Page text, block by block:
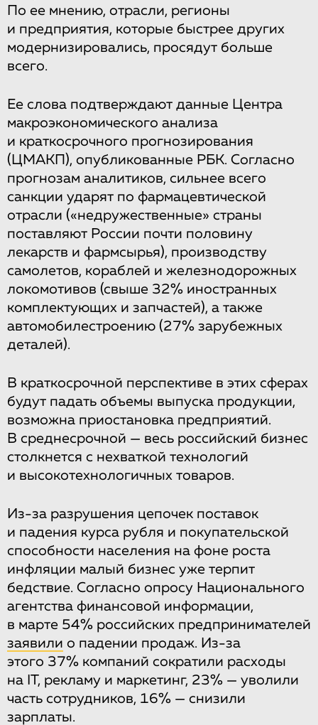
По ее мнению, отрасли, регионы
и предприятия, которые быстрее других
модернизировались, просядут больше
всего.
Ее слова подтверждают данные Центра
макроэкономического анализа
и краткосрочного прогнозирования
(ЦМАКП), опубликованные РБК. Согласно
прогнозам аналитиков, сильнее всего
санкции ударят по фармацевтической
отрасли («недружественные» страны
поставляют России почти половину
лекарств и фармсырья), производству
самолетов, кораблей и железнодорожных
локомотивов (свыше 32% иностранных
комплектующих и запчастей), а также
автомобилестроению (27% зарубежных
деталей).
В краткосрочной перспективе в этих сферах
будут падать объемы выпуска продукции,
возможна приостановка предприятий.
В среднесрочной — весь российский бизнес
столкнется с нехваткой технологий
и высокотехнологичных товаров.
Из-за разрушения цепочек поставок
и падения курса рубля и покупательской
способности населения на фоне роста
инфляции малый бизнес уже терпит
бедствие. Согласно опросу Национального
агентства финансовой информации,
в марте 54% российских предпринимателей
заявили о падении продаж. Из-за
этого 37% компаний сократили расходы
на IT, рекламу и маркетинг, 23% — уволили
часть сотрудников, 16% — снизили
зарплаты.